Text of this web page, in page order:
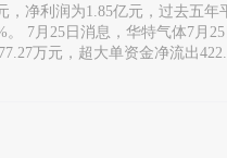
，净利润为1.85亿元，过去五年
。 7月25日消息，华特气体7月
万元，超大单资金净流出